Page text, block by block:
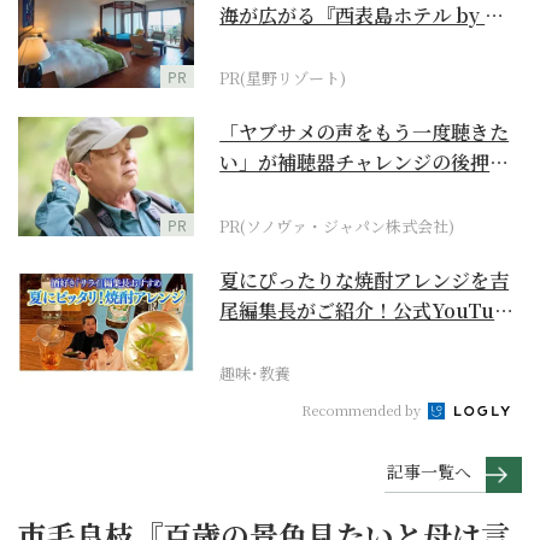
PR
海が広がる『西表島ホテル by 星
PR(星野リゾート)
PR
「ヤブサメの声をもう一度聴きた
い」が補聴器チャレンジの後押し
PR(ソノヴァ・ジャパン株式会社)
夏にぴったりな焼酎アレンジを吉
尾編集長がご紹介！公式YouTube
趣味･教養
Recommended by
記事一覧へ